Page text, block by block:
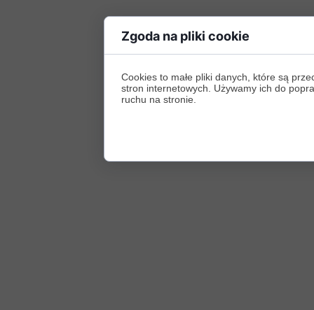
Zgoda na pliki cookie
Cookies to małe pliki danych, które są
stron internetowych. Używamy ich do
ruchu na stronie.